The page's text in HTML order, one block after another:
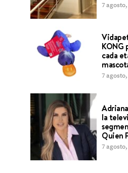
7 agosto,
KONG
cada
7 agosto,
la
Quien
7 agosto,